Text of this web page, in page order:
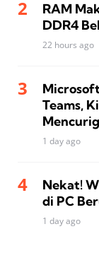
RAM
DDR4
22 hours ago
Teams,
1 day ago
Nekat!
di PC
1 day ago